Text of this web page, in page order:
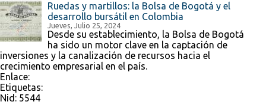
Ruedas y martillos: la Bolsa de Bogotá y el
desarrollo bursátil en Colombia
Jueves, Julio 25, 2024
Desde su establecimiento, la Bolsa de Bogotá
ha sido un motor clave en la captación de
inversiones y la canalización de recursos hacia el
crecimiento empresarial en el país.
Enlace:
Etiquetas:
Nid: 5544